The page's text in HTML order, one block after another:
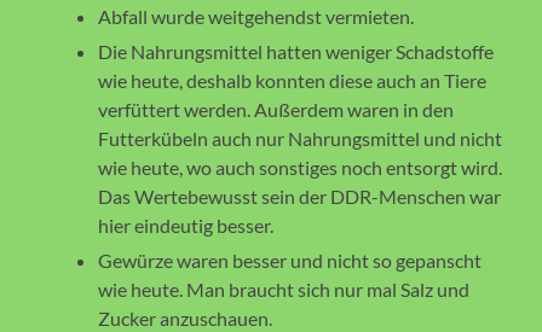
Abfall wurde weitgehendst vermieten.
Die Nahrungsmittel hatten weniger Schadstoffe
wie heute, deshalb konnten diese auch an Tiere
verfüttert werden. Außerdem waren in den
Futterkübeln auch nur Nahrungsmittel und nicht
wie heute, wo auch sonstiges noch entsorgt wird.
Das Wertebewusst sein der DDR-Menschen war
hier eindeutig besser.
Gewürze waren besser und nicht so gepanscht
wie heute. Man braucht sich nur mal Salz und
Zucker anzuschauen.